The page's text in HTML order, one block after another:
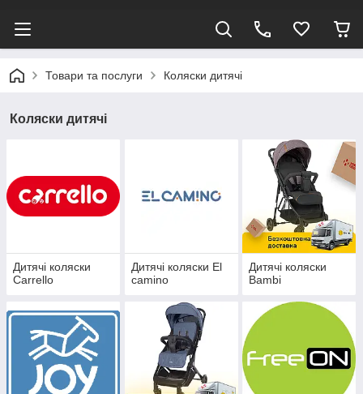
Товари та послуги Коляски дитячі
Коляски дитячі
Дитячі коляски
Carrello
Дитячі коляски El
camino
Дитячі коляски
Bambi